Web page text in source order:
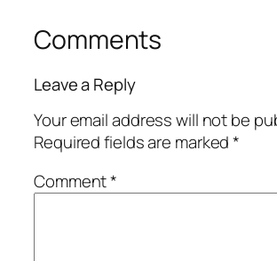
Comments
Leave a Reply
Your email address will not be
Required fields are marked*
Comment*